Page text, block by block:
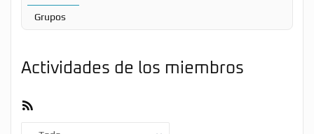
Grupos
Actividades de los miembros